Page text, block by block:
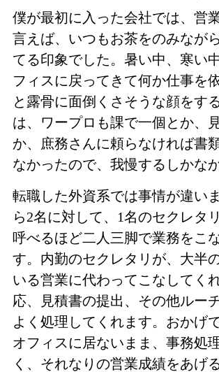
僕が最初に入った会社では、営
言えば、いつもお茶をのみなが
てる印象でした。暑い中、寒い
フィスに戻ってきて何か仕事を
と露骨に面倒くさそうな顔をす
は、ワープロも課で一個とか、
か、庶務さんに頼らなければ書
なかったので、我慢するしかな
転職した外資系では事情が違い
ら2名に対して、1名のセクレタ
呼べるほど二人三脚で業務をこ
す。内勤のセクレタリが、大半
いる営業に代わってこなしてく
応、見積書の提出、その他ルー
よく処理してくれます。おかげ
オフィスに居ないまま、事務処
く、それなりの営業成績をあげ